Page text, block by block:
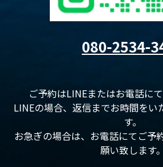
080-2534-
ご予約はLINEまたはお電話に
LINEの場合、返信までお時間をい
す。
お急ぎの場合は、お電話にてご予
願い致します。